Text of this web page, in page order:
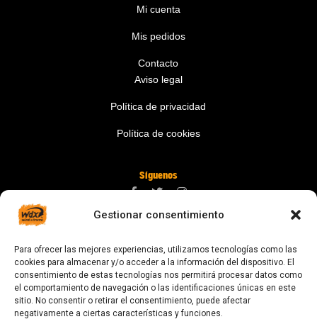
Gestionar consentimiento
Para ofrecer las mejores experiencias, utilizamos tecnologías como las
cookies para almacenar y/o acceder a la información del dispositivo. El
consentimiento de estas tecnologías nos permitirá procesar datos como
el comportamiento de navegación o las identificaciones únicas en este
sitio. No consentir o retirar el consentimiento, puede afectar
negativamente a ciertas características y funciones.
Mi cuenta
Mis pedidos
Contacto
Aviso legal
Política de privacidad
Política de cookies
Síguenos
digital@zonawind.com
Av. de la Mare de Déu de Montserrat, 115
08024 Barcelona